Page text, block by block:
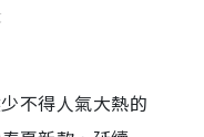
不得人氣大熱的